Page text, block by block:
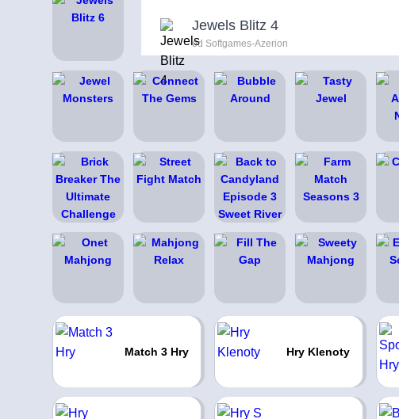
Jewels Blitz 4
od Softgames-Azerion
Match 3 Hry Hry Klenoty